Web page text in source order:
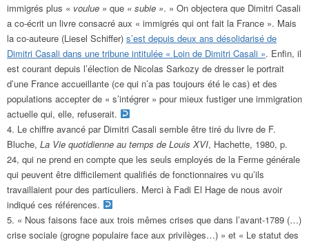
immigrés plus « voulue » que « subie ». » On objectera que Dimitri Casali
a co-écrit un livre consacré aux « immigrés qui ont fait la France ». Mais
la co-auteure (Liesel Schiffer) s’est depuis deux ans désolidarisé de
Dimitri Casali dans une tribune intitulée « Loin de Dimitri Casali ». Enfin, il
est courant depuis l’élection de Nicolas Sarkozy de dresser le portrait
d’une France accueillante (ce qui n’a pas toujours été le cas) et des
populations accepter de « s’intégrer » pour mieux fustiger une immigration
actuelle qui, elle, refuserait.
Le chiffre avancé par Dimitri Casali semble être tiré du livre de F.
Bluche, La Vie quotidienne au temps de Louis XVI, Hachette, 1980, p.
24, qui ne prend en compte que les seuls employés de la Ferme générale
qui peuvent être difficilement qualifiés de fonctionnaires vu qu’ils
travaillaient pour des particuliers. Merci à Fadi El Hage de nous avoir
indiqué ces références.
« Nous faisons face aux trois mêmes crises que dans l’avant-1789 (…)
crise sociale (grogne populaire face aux privilèges…) » et « Le statut des